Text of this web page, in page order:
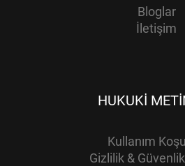
Bloglar
İletişim
HUKUKI
Kullanım
Gizlilik &